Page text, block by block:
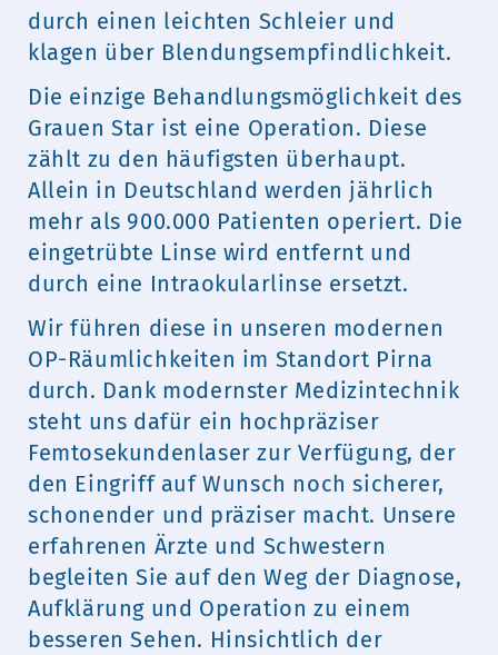
durch einen leichten Schleier und
klagen über Blendungsempfindlichkeit.
Die einzige Behandlungsmöglichkeit des
Grauen Star ist eine Operation. Diese
zählt zu den häufigsten überhaupt.
Allein in Deutschland werden jährlich
mehr als 900.000 Patienten operiert. Die
eingetrübte Linse wird entfernt und
durch eine Intraokularlinse ersetzt.
Wir führen diese in unseren modernen
OP-Räumlichkeiten im Standort Pirna
durch. Dank modernster Medizintechnik
steht uns dafür ein hochpräziser
Femtosekundenlaser zur Verfügung, der
den Eingriff auf Wunsch noch sicherer,
schonender und präziser macht. Unsere
erfahrenen Ärzte und Schwestern
begleiten Sie auf den Weg der Diagnose,
Aufklärung und Operation zu einem
besseren Sehen. Hinsichtlich der